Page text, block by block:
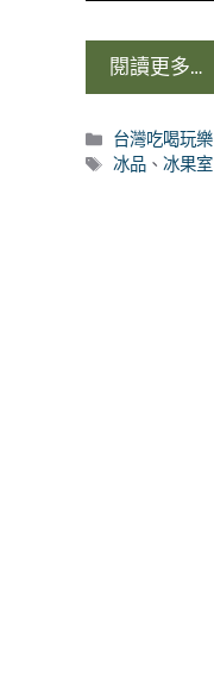
閱讀更多…
分
類
台灣吃喝玩樂
標
冰品 、冰果室